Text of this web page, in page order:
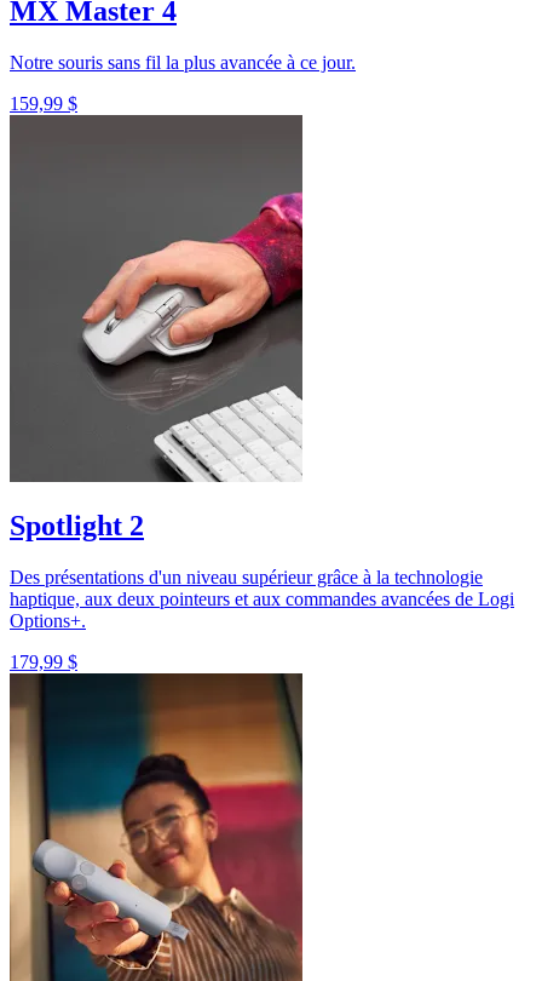
MX Master 4
Notre souris sans fil la plus avancée à ce jour.
159,99 $
Spotlight 2
Des présentations d'un niveau supérieur grâce à la technologie
haptique, aux deux pointeurs et aux commandes avancées de Logi
Options+.
179,99 $